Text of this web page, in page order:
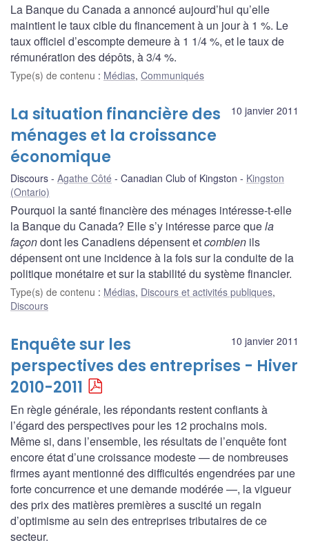
La Banque du Canada a annoncé aujourd’hui qu’elle
maintient le taux cible du financement à un jour à 1 %. Le
taux officiel d’escompte demeure à 1 1/4 %, et le taux de
rémunération des dépôts, à 3/4 %.
Type(s) de contenu : Médias, Communiqués
10 janvier 2011
La situation financière des
ménages et la croissance
économique
Discours Agathe Côté Canadian Club of Kingston
Kingston
(Ontario)
Pourquoi la santé financière des ménages intéresse-t-elle
la Banque du Canada? Elle s’y intéresse parce quela
façondont les Canadiens dépensent etcombien ils
dépensent ont une incidence à la fois sur la conduite de la
politique monétaire et sur la stabilité du système financier.
Type(s) de contenu : Médias, Discours et activités publiques,
Discours
10 janvier 2011
Enquête sur les
perspectives des entreprises - Hiver
2010-2011
En règle générale, les répondants restent confiants à
l’égard des perspectives pour les 12 prochains mois.
Même si, dans l’ensemble, les résultats de l’enquête font
encore état d’une croissance modeste — de nombreuses
firmes ayant mentionné des difficultés engendrées par une
forte concurrence et une demande modérée —, la vigueur
des prix des matières premières a suscité un regain
d’optimisme au sein des entreprises tributaires de ce
secteur.